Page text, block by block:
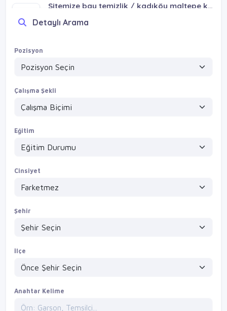
VİZYONVİP GROUP
VİZYONVİP GROUP
Detaylı Arama
Pozisyon
Çalışma Şekli
Eğitim
Cinsiyet
Şehir
İlçe
Anahtar Kelime